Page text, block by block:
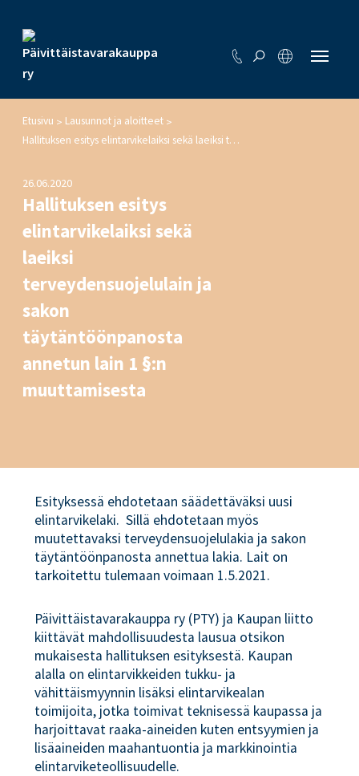
Etusivu > Lausunnot ja aloitteet >
Hallituksen esitys elintarvikelaiksi sekä laeiksi terveydensuojelulain ja sakon täytäntöönpanosta annetun lain 1 §:n muuttamisesta
26.06.2020
Hallituksen esitys
elintarvikelaiksi sekä
laeiksi
terveydensuojelulain ja
sakon
täytäntöönpanosta
annetun lain 1 §:n
muuttamisesta
Esityksessä ehdotetaan säädettäväksi uusi
elintarvikelaki. Sillä ehdotetaan myös
muutettavaksi terveydensuojelulakia ja sakon
täytäntöönpanosta annettua lakia. Lait on
tarkoitettu tulemaan voimaan 1.5.2021.
Päivittäistavarakauppa ry (PTY) ja Kaupan liitto
kiittävät mahdollisuudesta lausua otsikon
mukaisesta hallituksen esityksestä. Kaupan
alalla on elintarvikkeiden tukku- ja
vähittäismyynnin lisäksi elintarvikealan
toimijoita, jotka toimivat teknisessä kaupassa ja
harjoittavat raaka-aineiden kuten entsyymien ja
lisäaineiden maahantuontia ja markkinointia
elintarviketeollisuudelle.